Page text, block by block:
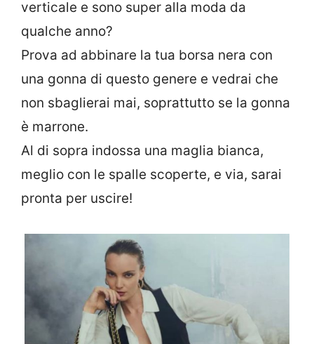
verticale e sono super alla moda da
qualche anno?
Prova ad abbinare la tua borsa nera con
una gonna di questo genere e vedrai che
non sbaglierai mai, soprattutto se la gonna
è marrone.
Al di sopra indossa una maglia bianca,
meglio con le spalle scoperte, e via, sarai
pronta per uscire!